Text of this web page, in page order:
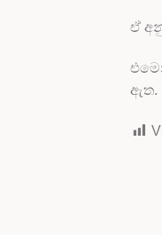
ඒ
ඇත.